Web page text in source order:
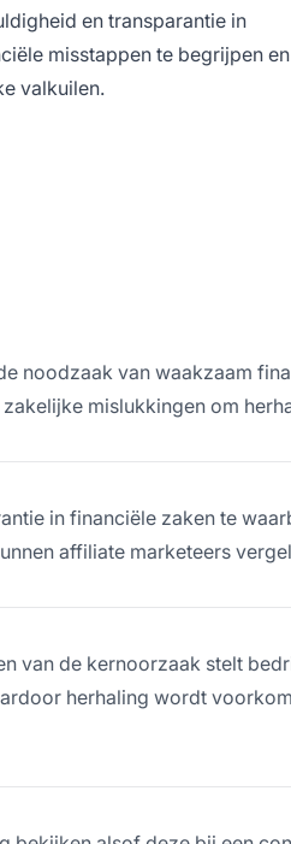
en transparantie in
misstappen te begrijpen en
valkuilen.
noodzaak van waakzaam
mislukkingen om
in financiële zaken te
affiliate marketeers
van de kernoorzaak stelt
herhaling wordt